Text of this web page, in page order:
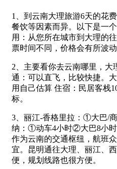
1、到云南大理旅游6天的花
餐饮等因素而异。以下是一
用：从您所在城市到大理的
票时间不同，价格会有所波动
2、主要看你去云南哪里，大
通：可以直飞，比较快捷。
用自己估算 住宿：民居客栈
标。
3、丽江-香格里拉：①大巴/
纳：①动车4小时②大巴8小时
作为云南的交通枢纽，航班
宜。昆明通往大理、丽江、
便，规划线路也很方便。